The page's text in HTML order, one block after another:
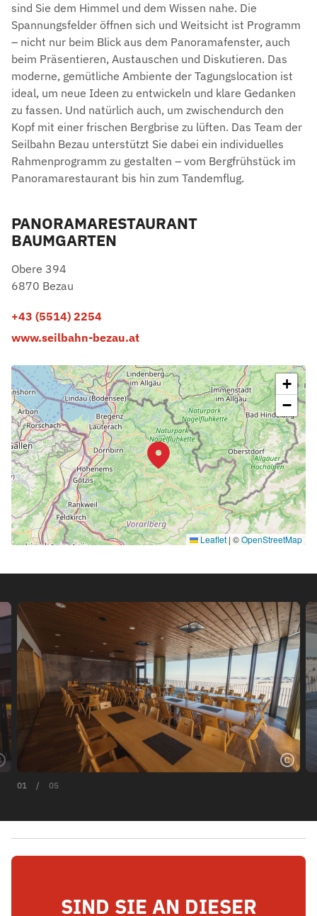
sind Sie dem Himmel und dem Wissen nahe. Die
Spannungsfelder öffnen sich und Weitsicht ist Programm
– nicht nur beim Blick aus dem Panoramafenster, auch
beim Präsentieren, Austauschen und Diskutieren. Das
moderne, gemütliche Ambiente der Tagungslocation ist
ideal, um neue Ideen zu entwickeln und klare Gedanken
zu fassen. Und natürlich auch, um zwischendurch den
Kopf mit einer frischen Bergbrise zu lüften. Das Team der
Seilbahn Bezau unterstützt Sie dabei ein individuelles
Rahmenprogramm zu gestalten – vom Bergfrühstück im
Panoramarestaurant bis hin zum Tandemflug.
PANORAMARESTAURANT
BAUMGARTEN
Obere 394
6870 Bezau
+43 (5514) 2254
www.seilbahn-bezau.at
+
−
Leaflet | ©OpenStreetMap
01 / 05
SIND SIE AN DIESER